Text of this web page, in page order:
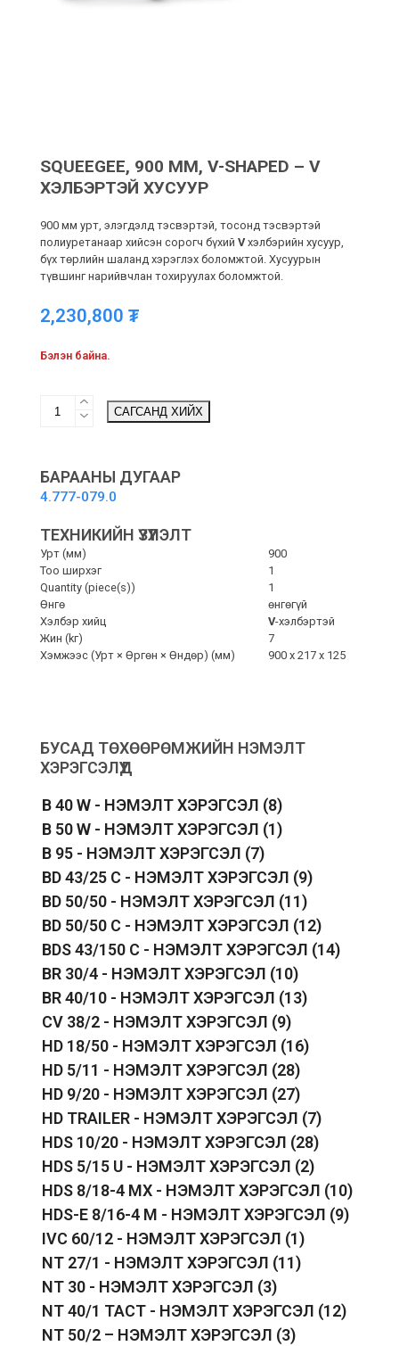
SQUEEGEE, 900 MM, V-SHAPED – V
ХЭЛБЭРТЭЙ ХУСУУР
900 мм урт, элэгдэлд тэсвэртэй, тосонд тэсвэртэй
полиуретанаар хийсэн сорогч бүхий Vхэлбэрийн хусуур,
бүх төрлийн шаланд хэрэглэх боломжтой. Хусуурын
түвшинг нарийвчлан тохируулах боломжтой.
2,230,800 ₮
Бэлэн байна.
Squeegee,
900
shaped
V
хусуур
quantity
САГСАНД ХИЙХ
БАРААНЫ ДУГААР
4.777-079.0
ТЕХНИКИЙН ҮЗҮҮЛЭЛТ
Урт (мм)
900
Тоо ширхэг
1
Quantity (piece(s))
1
Өнгө
өнгөгүй
Хэлбэр хийц
V-хэлбэртэй
Жин (kг)
7
Хэмжээс (Урт × Өргөн × Өндөр) (мм)
900 x 217 x 125
БУСАД ТӨХӨӨРӨМЖИЙН НЭМЭЛТ
ХЭРЭГСЭЛҮҮД
B 40 W - НЭМЭЛТ ХЭРЭГСЭЛ (8)
B 50 W - НЭМЭЛТ ХЭРЭГСЭЛ (1)
B 95 - НЭМЭЛТ ХЭРЭГСЭЛ (7)
BD 43/25 C - НЭМЭЛТ ХЭРЭГСЭЛ (9)
BD 50/50 - НЭМЭЛТ ХЭРЭГСЭЛ (11)
BD 50/50 C - НЭМЭЛТ ХЭРЭГСЭЛ (12)
BDS 43/150 C - НЭМЭЛТ ХЭРЭГСЭЛ (14)
BR 30/4 - НЭМЭЛТ ХЭРЭГСЭЛ (10)
BR 40/10 - НЭМЭЛТ ХЭРЭГСЭЛ (13)
CV 38/2 - НЭМЭЛТ ХЭРЭГСЭЛ (9)
HD 18/50 - НЭМЭЛТ ХЭРЭГСЭЛ (16)
HD 5/11 - НЭМЭЛТ ХЭРЭГСЭЛ (28)
HD 9/20 - НЭМЭЛТ ХЭРЭГСЭЛ (27)
HD TRAILER - НЭМЭЛТ ХЭРЭГСЭЛ (7)
HDS 10/20 - НЭМЭЛТ ХЭРЭГСЭЛ (28)
HDS 5/15 U - НЭМЭЛТ ХЭРЭГСЭЛ (2)
HDS 8/18-4 MX - НЭМЭЛТ ХЭРЭГСЭЛ (10)
HDS-E 8/16-4 M - НЭМЭЛТ ХЭРЭГСЭЛ (9)
IVC 60/12 - НЭМЭЛТ ХЭРЭГСЭЛ (1)
NT 27/1 - НЭМЭЛТ ХЭРЭГСЭЛ (11)
NT 30 - НЭМЭЛТ ХЭРЭГСЭЛ (3)
NT 40/1 TACT - НЭМЭЛТ ХЭРЭГСЭЛ (12)
NT 50/2 – НЭМЭЛТ ХЭРЭГСЭЛ (3)